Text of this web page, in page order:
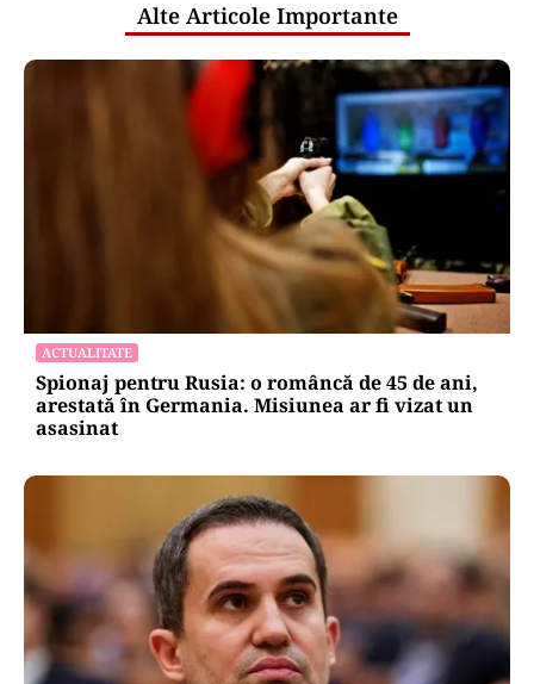
Alte Articole Importante
ACTUALITATE
Spionaj pentru Rusia: o româncă de 45 de ani,
arestată în Germania. Misiunea ar fi vizat un
asasinat